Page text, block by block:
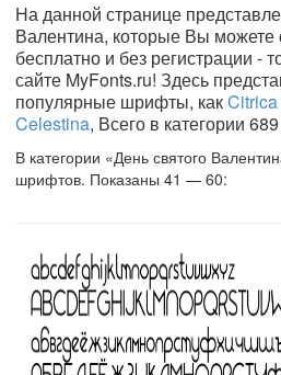
На данной странице
Валентина, которые Вы можете
бесплатно и без регистрации -
сайте MyFonts.ru! Здесь
популярные шрифты, как
Celestina, Всего в категории
В категории «День святого
шрифтов. Показаны 41 — 60: